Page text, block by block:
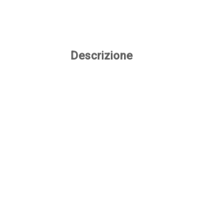
Descrizione